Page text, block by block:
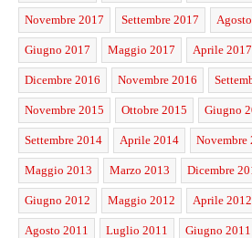
Novembre 2017 Settembre 2017
Giugno 2017 Maggio 2017 Aprile 2017
Dicembre 2016 Novembre 2016
Novembre 2015 Ottobre 2015 Giugno
Settembre 2014 Aprile 2014 Novembre
Maggio 2013 Marzo 2013 Dicembre
Giugno 2012 Maggio 2012 Aprile 2012
Agosto 2011 Luglio 2011 Giugno 2011